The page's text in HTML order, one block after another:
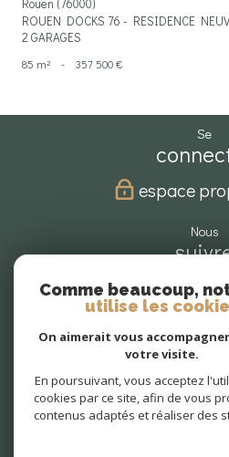
Rouen (76000)
ROUEN DOCKS 76 - RESIDENCE
2 GARAGES
85 m² - 357 500 €
se
espace
nous
nous
Comme beaucoup,
utilise les
On aimerait vous
votre visite.
En poursuivant, vous acceptez
cookies par ce site, afin de vous
contenus adaptés et réaliser des